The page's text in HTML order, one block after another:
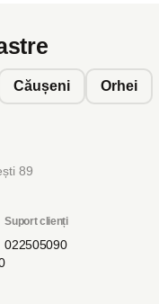
Căușeni Orhei
89
Suport clienți
022505090